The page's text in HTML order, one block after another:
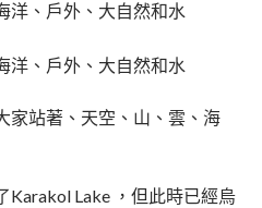
Karakol Lake ，但此時已經烏